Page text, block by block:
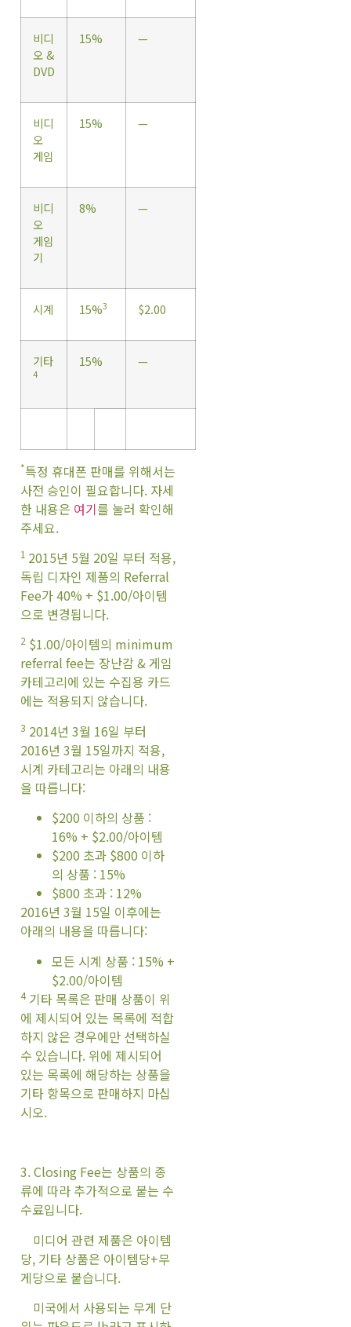
비디
오 &
DVD
15% —
비디
오
게임
15% —
비디
오
게임
기
8% —
시계 15%3 $2.00
기타
4
15% —
*특정 휴대폰 판매를 위해서는
사전 승인이 필요합니다. 자세
한 내용은 여기를 눌러 확인해
주세요.
1 2015년 5월 20일 부터 적용,
독립 디자인 제품의 Referral
Fee가 40% + $1.00/아이템
으로 변경됩니다.
2 $1.00/아이템의 minimum
referral fee는 장난감 & 게임
카테고리에 있는 수집용 카드
에는 적용되지 않습니다.
3 2014년 3월 16일 부터
2016년 3월 15일까지 적용,
시계 카테고리는 아래의 내용
을 따릅니다:
$200 이하의 상품 :
16% + $2.00/아이템
$200 초과 $800 이하
의 상품 : 15%
$800 초과 : 12%
2016년 3월 15일 이후에는
아래의 내용을 따릅니다:
모든 시계 상품 : 15% +
$2.00/아이템
4기타 목록은 판매 상품이 위
에 제시되어 있는 목록에 적합
하지 않은 경우에만 선택하실
수 있습니다. 위에 제시되어
있는 목록에 해당하는 상품을
기타 항목으로 판매하지 마십
시오.
3. Closing Fee는 상품의 종
류에 따라 추가적으로 붙는 수
수료입니다.
미디어 관련 제품은 아이템
당, 기타 상품은 아이템당+무
게당으로 붙습니다.
미국에서 사용되는 무게 단